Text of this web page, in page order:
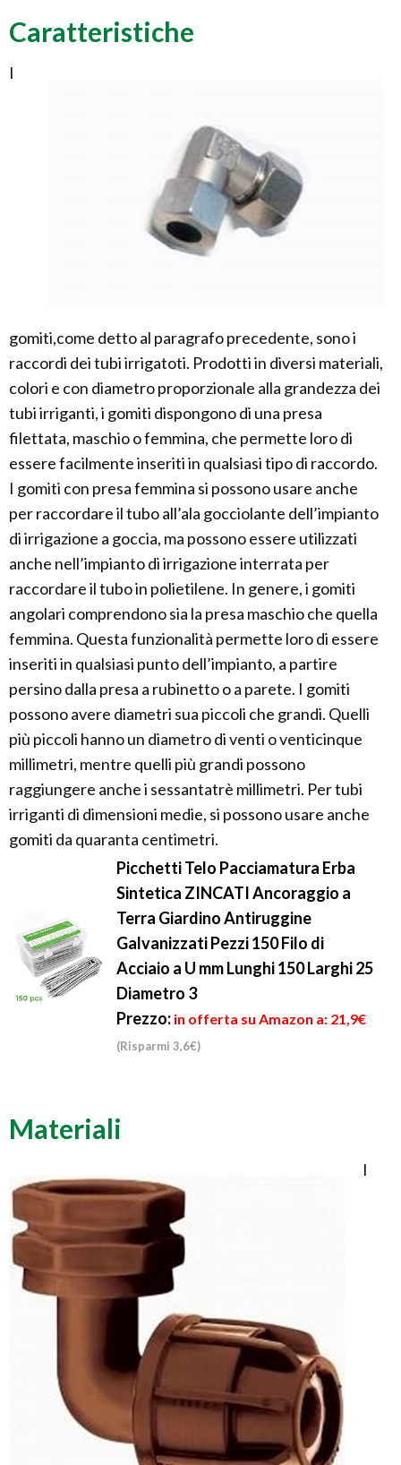
Caratteristiche
I
gomiti,come detto al paragrafo precedente, sono i
raccordi dei tubi irrigatoti. Prodotti in diversi materiali,
colori e con diametro proporzionale alla grandezza dei
tubi irriganti, i gomiti dispongono di una presa
filettata, maschio o femmina, che permette loro di
essere facilmente inseriti in qualsiasi tipo di raccordo.
I gomiti con presa femmina si possono usare anche
per raccordare il tubo all’ala gocciolante dell’impianto
di irrigazione a goccia, ma possono essere utilizzati
anche nell’impianto di irrigazione interrata per
raccordare il tubo in polietilene. In genere, i gomiti
angolari comprendono sia la presa maschio che quella
femmina. Questa funzionalità permette loro di essere
inseriti in qualsiasi punto dell’impianto, a partire
persino dalla presa a rubinetto o a parete. I gomiti
possono avere diametri sua piccoli che grandi. Quelli
più piccoli hanno un diametro di venti o venticinque
millimetri, mentre quelli più grandi possono
raggiungere anche i sessantatrè millimetri. Per tubi
irriganti di dimensioni medie, si possono usare anche
gomiti da quaranta centimetri.
Picchetti Telo Pacciamatura Erba
Sintetica ZINCATI Ancoraggio a
Terra Giardino Antiruggine
Galvanizzati Pezzi 150 Filo di
Acciaio a U mm Lunghi 150 Larghi 25
Diametro 3
Prezzo: in offerta su Amazon a: 21,9€
(Risparmi 3,6€)
Materiali
I